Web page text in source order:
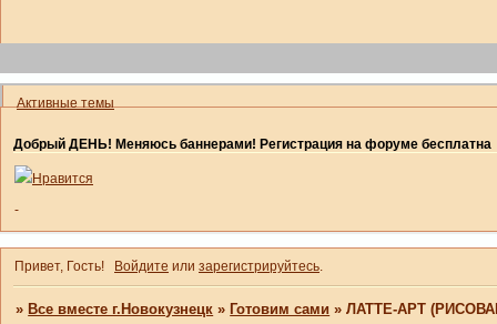
Активные темы
Добрый ДЕНЬ! Меняюсь баннерами! Регистрация на форуме бесплатна
Нравится
-
Привет, Гость! Войдите или зарегистрируйтесь.
»Все вместе г.Новокузнецк »Готовим сами »ЛАТТЕ-АРТ